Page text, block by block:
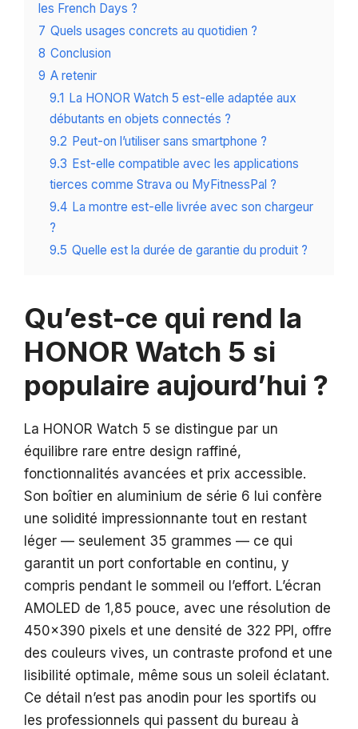
les French Days ?
7 Quels usages concrets au quotidien ?
8 Conclusion
9 A retenir
9.1 La HONOR Watch 5 est-elle adaptée aux
débutants en objets connectés ?
9.2 Peut-on l’utiliser sans smartphone ?
9.3 Est-elle compatible avec les applications
tierces comme Strava ou MyFitnessPal ?
9.4 La montre est-elle livrée avec son chargeur
?
9.5 Quelle est la durée de garantie du produit ?
Qu’est-ce qui rend la
HONOR Watch 5 si
populaire aujourd’hui ?
La HONOR Watch 5 se distingue par un
équilibre rare entre design raffiné,
fonctionnalités avancées et prix accessible.
Son boîtier en aluminium de série 6 lui confère
une solidité impressionnante tout en restant
léger — seulement 35 grammes — ce qui
garantit un port confortable en continu, y
compris pendant le sommeil ou l’effort. L’écran
AMOLED de 1,85 pouce, avec une résolution de
450×390 pixels et une densité de 322 PPI, offre
des couleurs vives, un contraste profond et une
lisibilité optimale, même sous un soleil éclatant.
Ce détail n’est pas anodin pour les sportifs ou
les professionnels qui passent du bureau à